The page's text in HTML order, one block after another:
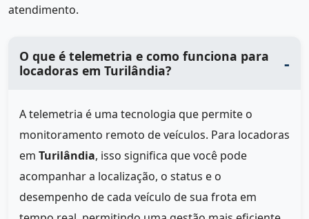
atendimento.
O que é telemetria e como funciona para
locadoras em Turilândia?
A telemetria é uma tecnologia que permite o
monitoramento remoto de veículos. Para locadoras
em Turilândia, isso significa que você pode
acompanhar a localização, o status e o
desempenho de cada veículo de sua frota em